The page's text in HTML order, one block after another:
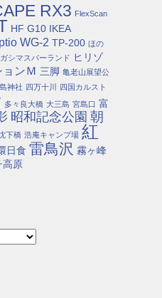
RX3 FlexScan
HF G10 IKEA
WG-2 TP-200 ほの
シマスパーランド ヒリゾ
ンＭ 三脚 亀老山展望公
神社 四万十川
四国カルスト
多々良大橋 大三島 宮島口 富
昭和記念公園 朝
下橋 浩庵キャンプ場 紅
日食 雷鳥沢 霧ヶ峰
高原